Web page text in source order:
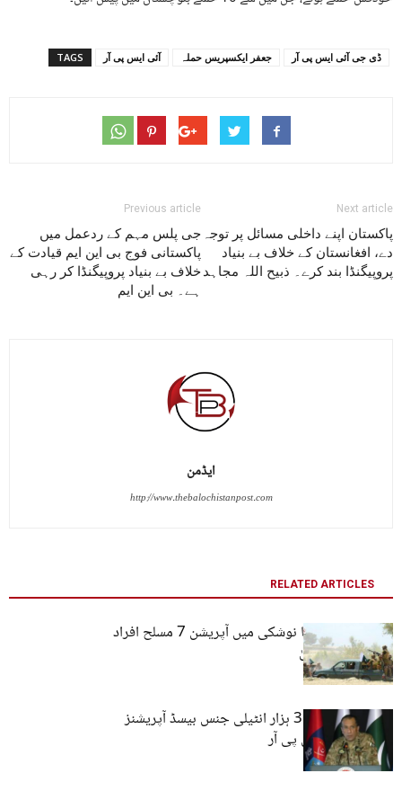
TAGS آئی ایس پی آر جعفر ایکسپریس حملہ ڈی جی آئی ایس پی آر
Previous article
جی پلس مہم کے ردعمل میں
پاکستانی فوج بی این ایم قیادت کے
خلاف بے بنیاد پروپیگنڈا کر رہی
ہے۔ بی این ایم
Next article
پاکستان اپنے داخلی مسائل پر توجہ
دے، افغانستان کے خلاف بے بنیاد
پروپیگنڈا بند کرے۔ ذبیح اللہ مجاہد
ایڈمن
http://www.thebalochistanpost.com
RELATED ARTICLES
آئی ایس پی آر کا نوشکی میں آپریشن 7 مسلح افراد
کو مارنے کا دعویٰ
بلوچستان میں 31 ہزار انٹیلی جنس بیسڈ آپریشنز
کیے گئے۔آئی ایس پی آر